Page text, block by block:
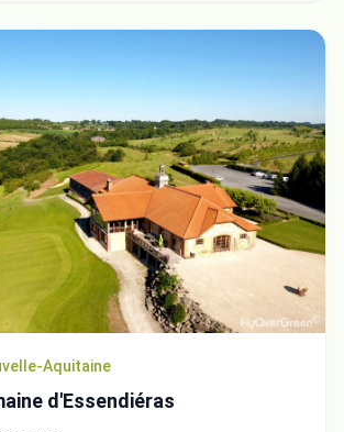
Aquitaine
d'Essendiéras